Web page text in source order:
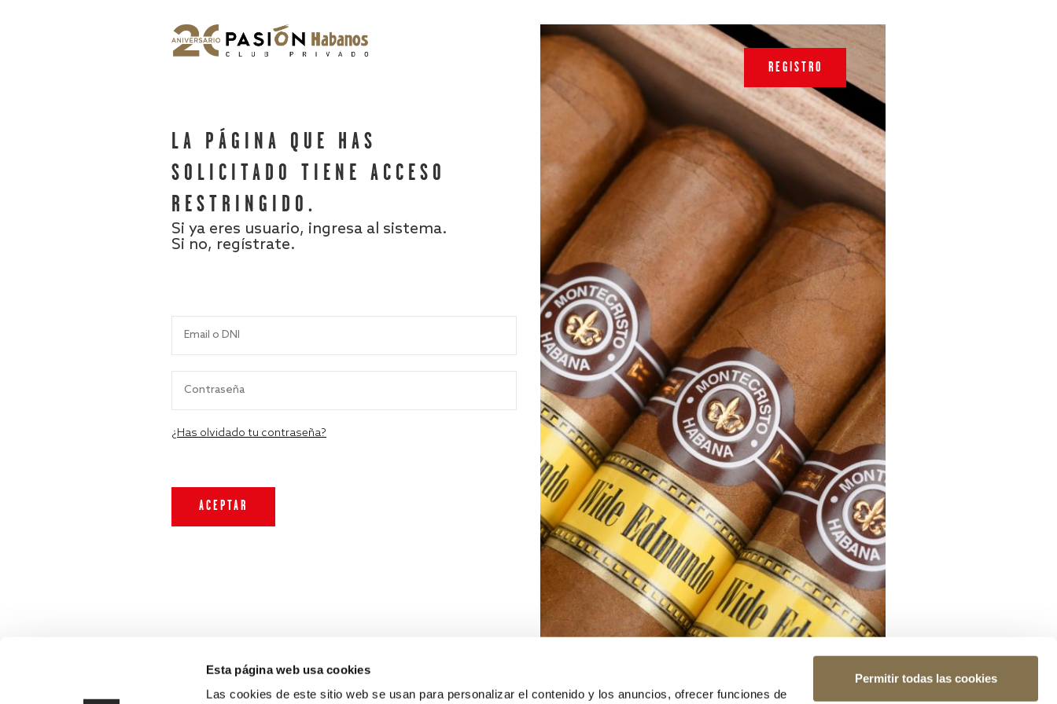
Esta página web usa cookies
Las cookies de este sitio web se usan para personalizar el contenido y los anuncios, ofrecer funciones de
Permitir todas las cookies
LA PÁGINA QUE HAS
SOLICITADO TIENE ACCESO
RESTRINGIDO.
Si ya eres usuario, ingresa al sistema.
Si no, regístrate.
¿Has olvidado tu contraseña?
REGISTRO